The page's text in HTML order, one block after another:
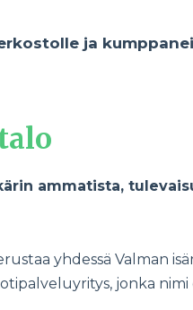
ja
ammatista,
yhdessä Valman
jonka